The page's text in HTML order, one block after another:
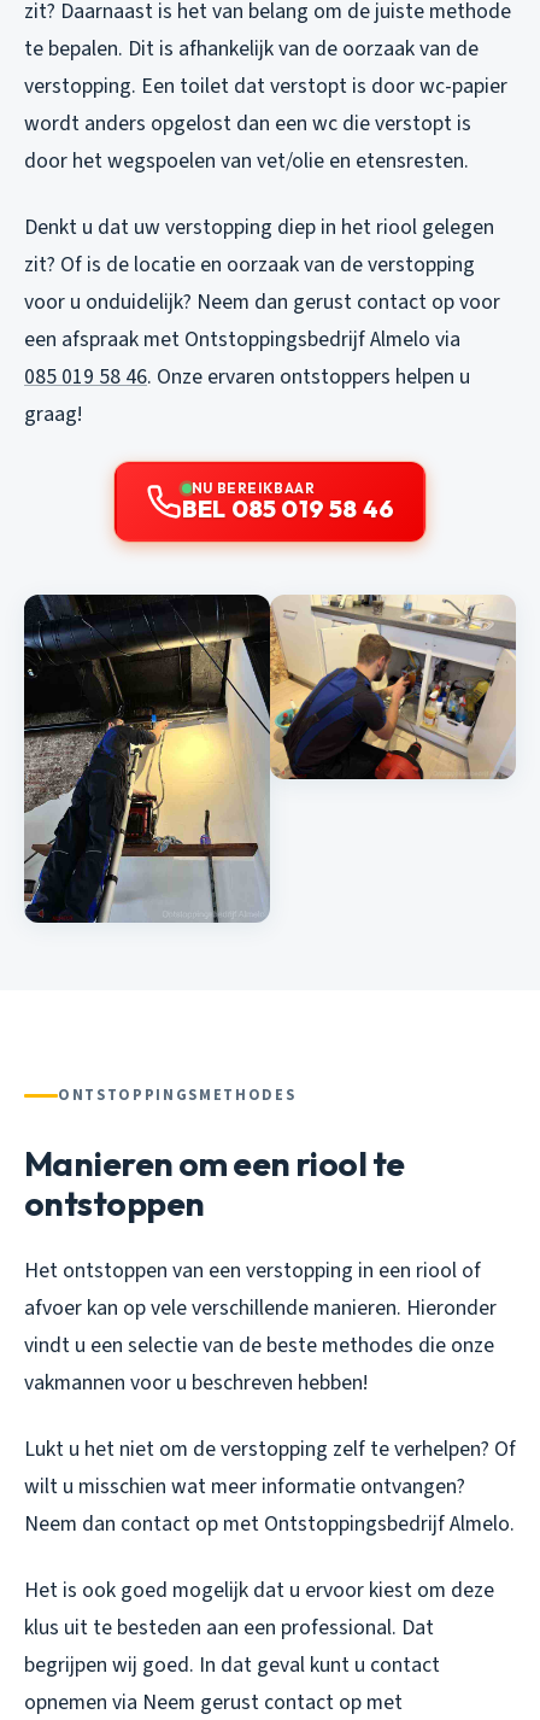
zit? Daarnaast is het van belang om de juiste methode
te bepalen. Dit is afhankelijk van de oorzaak van de
verstopping. Een toilet dat verstopt is door wc-papier
wordt anders opgelost dan een wc die verstopt is
door het wegspoelen van vet/olie en etensresten.
Denkt u dat uw verstopping diep in het riool gelegen
zit? Of is de locatie en oorzaak van de verstopping
voor u onduidelijk? Neem dan gerust contact op voor
een afspraak met Ontstoppingsbedrijf Almelo via
085 019 58 46. Onze ervaren ontstoppers helpen u
graag!
NU BEREIKBAAR
BEL 085 019 58 46
ONTSTOPPINGSMETHODES
Manieren om een riool te
ontstoppen
Het ontstoppen van een verstopping in een riool of
afvoer kan op vele verschillende manieren. Hieronder
vindt u een selectie van de beste methodes die onze
vakmannen voor u beschreven hebben!
Lukt u het niet om de verstopping zelf te verhelpen? Of
wilt u misschien wat meer informatie ontvangen?
Neem dan contact op met Ontstoppingsbedrijf Almelo.
Het is ook goed mogelijk dat u ervoor kiest om deze
klus uit te besteden aan een professional. Dat
begrijpen wij goed. In dat geval kunt u contact
opnemen via Neem gerust contact op met